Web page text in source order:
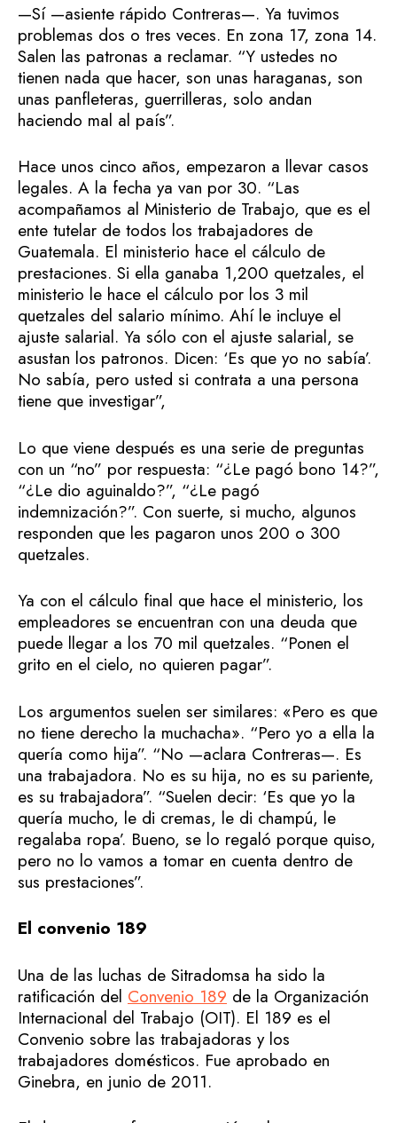
—Sí —asiente rápido Contreras—. Ya tuvimos
problemas dos o tres veces. En zona 17, zona 14.
Salen las patronas a reclamar. “Y ustedes no
tienen nada que hacer, son unas haraganas, son
unas panfleteras, guerrilleras, solo andan
haciendo mal al país”.
Hace unos cinco años, empezaron a llevar casos
legales. A la fecha ya van por 30. “Las
acompañamos al Ministerio de Trabajo, que es el
ente tutelar de todos los trabajadores de
Guatemala. El ministerio hace el cálculo de
prestaciones. Si ella ganaba 1,200 quetzales, el
ministerio le hace el cálculo por los 3 mil
quetzales del salario mínimo. Ahí le incluye el
ajuste salarial. Ya sólo con el ajuste salarial, se
asustan los patronos. Dicen: ‘Es que yo no sabía’.
No sabía, pero usted si contrata a una persona
tiene que investigar”,
Lo que viene después es una serie de preguntas
con un “no” por respuesta: “¿Le pagó bono 14?”,
“¿Le dio aguinaldo?”, “¿Le pagó
indemnización?”. Con suerte, si mucho, algunos
responden que les pagaron unos 200 o 300
quetzales.
Ya con el cálculo final que hace el ministerio, los
empleadores se encuentran con una deuda que
puede llegar a los 70 mil quetzales. “Ponen el
grito en el cielo, no quieren pagar”.
Los argumentos suelen ser similares: «Pero es que
no tiene derecho la muchacha». “Pero yo a ella la
quería como hija”. “No —aclara Contreras—. Es
una trabajadora. No es su hija, no es su pariente,
es su trabajadora”. “Suelen decir: ‘Es que yo la
quería mucho, le di cremas, le di champú, le
regalaba ropa’. Bueno, se lo regaló porque quiso,
pero no lo vamos a tomar en cuenta dentro de
sus prestaciones”.
El convenio 189
Una de las luchas de Sitradomsa ha sido la
ratificación del Convenio 189 de la Organización
Internacional del Trabajo (OIT). El 189 es el
Convenio sobre las trabajadoras y los
trabajadores domésticos. Fue aprobado en
Ginebra, en junio de 2011.